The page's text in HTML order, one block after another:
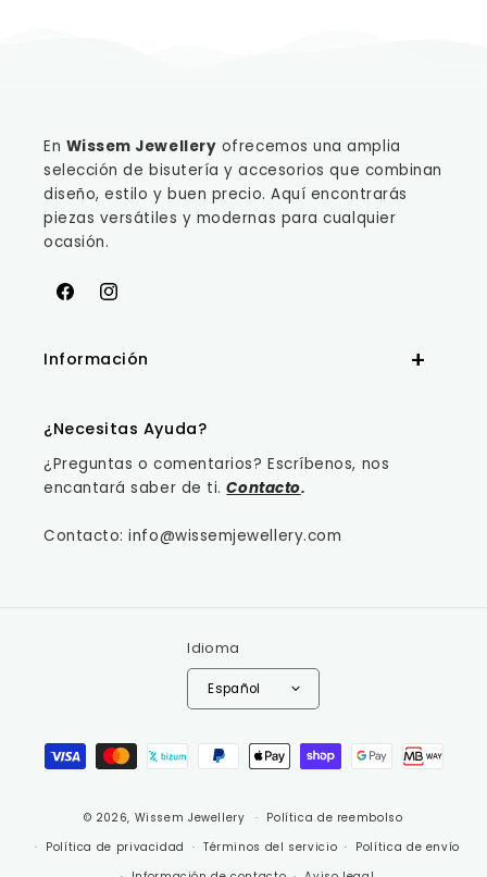
En Wissem Jewellery ofrecemos una amplia
selección de bisutería y accesorios que combinan
diseño, estilo y buen precio. Aquí encontrarás
piezas versátiles y modernas para cualquier
ocasión.
FacebookInstagram
Información
¿Necesitas Ayuda?
¿Preguntas o comentarios? Escríbenos, nos
encantará saber de ti.Contacto.
Contacto: info@wissemjewellery.com
Idioma
Español
© 2026, Wissem Jewellery Política de reembolso
Política de privacidad Términos del servicio Política de envío